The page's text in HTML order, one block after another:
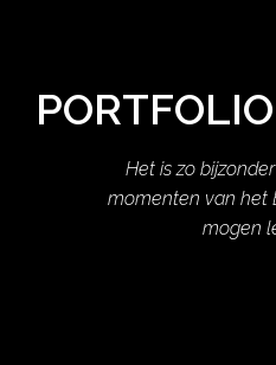
Het is zo
momenten van het
mogen